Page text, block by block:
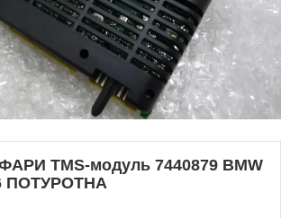
TMS-модуль 7440879 BMW
ПОТУРОТНА